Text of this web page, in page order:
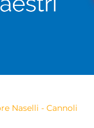
Naselli - Cannoli